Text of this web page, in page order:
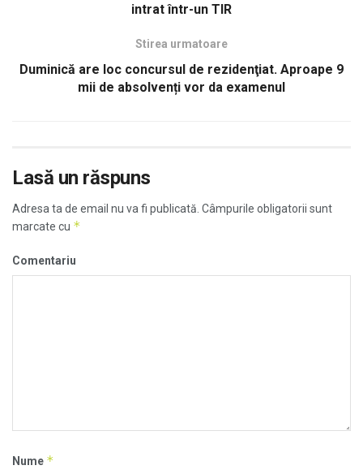
intrat într-un TIR
Stirea urmatoare
Duminică are loc concursul de rezidenţiat. Aproape 9
mii de absolvenți vor da examenul
Lasă un răspuns
Adresa ta de email nu va fi publicată. Câmpurile obligatorii sunt
marcate cu *
Comentariu
Nume *